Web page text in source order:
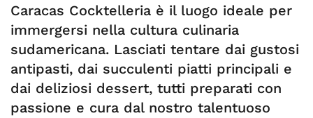
Caracas Cocktelleria è il luogo ideale per
immergersi nella cultura culinaria
sudamericana. Lasciati tentare dai gustosi
antipasti, dai succulenti piatti principali e
dai deliziosi dessert, tutti preparati con
passione e cura dal nostro talentuoso